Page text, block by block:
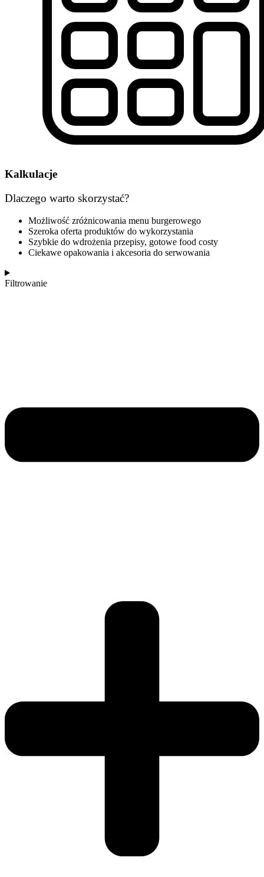
Kalkulacje
Dlaczego warto skorzystać?
Możliwość zróżnicowania menu burgerowego
Szeroka oferta produktów do wykorzystania
Szybkie do wdrożenia przepisy, gotowe food costy
Ciekawe opakowania i akcesoria do serwowania
Filtrowanie